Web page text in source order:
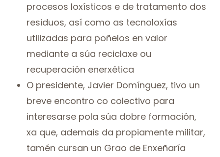
procesos loxísticos e de tratamento dos
residuos, así como as tecnoloxías
utilizadas para poñelos en valor
mediante a súa reciclaxe ou
recuperación enerxética
O presidente, Javier Domínguez, tivo un
breve encontro co colectivo para
interesarse pola súa dobre formación,
xa que, ademais da propiamente militar,
tamén cursan un Grao de Enxeñaría